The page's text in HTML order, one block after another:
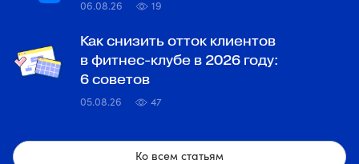
06.08.26 19
Как снизить отток клиентов
в фитнес-клубе в 2026 году:
6 советов
05.08.26 47
Ко всем статьям